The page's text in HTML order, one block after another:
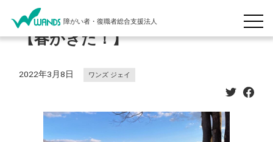
障がい者・復職者総合支援法人
【春がきた！】
2022年3月8日 ワンズ ジェイ